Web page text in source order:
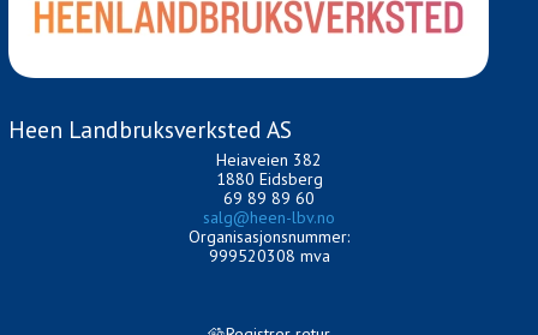
Heen Landbruksverksted AS
Heiaveien 382
1880 Eidsberg
69 89 89 60
salg@heen-lbv.no
Organisasjonsnummer:
999520308 mva